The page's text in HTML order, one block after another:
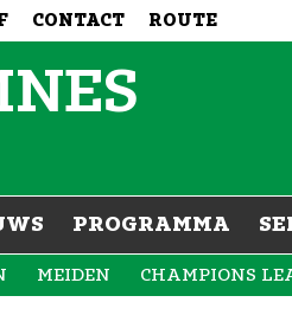
CONTACT ROUTE
PROGRAMMA
MEIDEN CHAMPIONS